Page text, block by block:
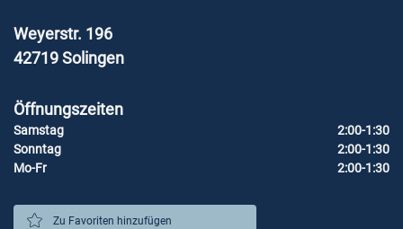
Weyerstr. 196
42719Solingen
Öffnungszeiten
Samstag
2:00-1:30
Sonntag
2:00-1:30
Mo-Fr
2:00-1:30
Zu Favoriten hinzufügen